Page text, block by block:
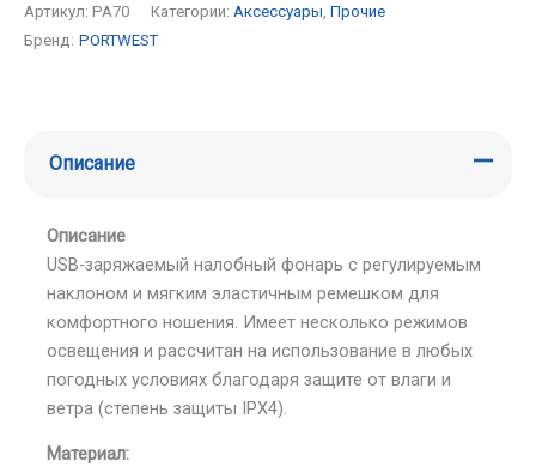
Артикул: PA70 Категории: Аксессуары Прочие
Бренд: PORTWEST
Описание
Описание
USB-заряжаемый налобный фонарь с регулируемым
наклоном и мягким эластичным ремешком для
комфортного ношения. Имеет несколько режимов
освещения и рассчитан на использование в любых
погодных условиях благодаря защите от влаги и
ветра (степень защиты IPX4).
Материал: